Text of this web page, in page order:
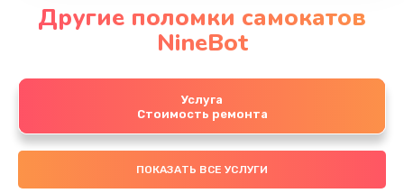
Другие поломки самокатов
NineBot
Услуга
Стоимость ремонта
ПОКАЗАТЬ ВСЕ УСЛУГИ